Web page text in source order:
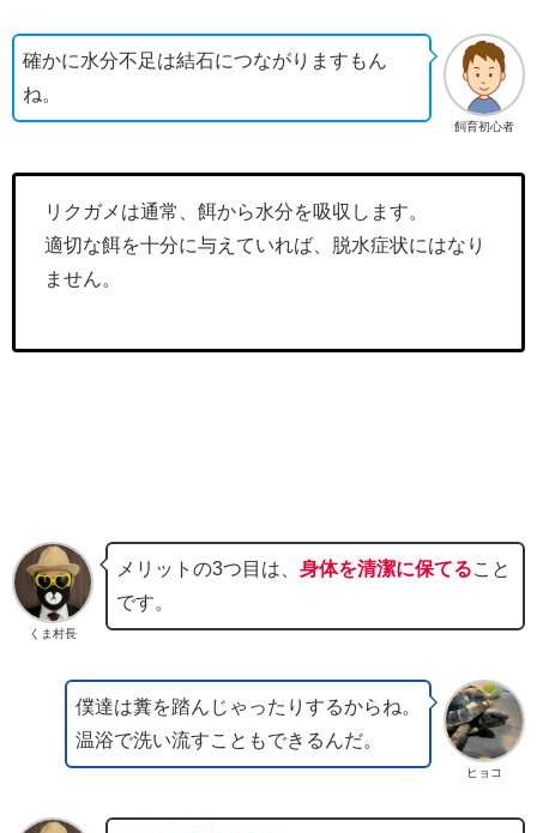
飼育初心者
確かに水分不足は結石につながりますもん
ね。
リクガメは通常、餌から水分を吸収します。
適切な餌を十分に与えていれば、脱水症状にはなり
ません。
くま村長
メリットの3つ目は、身体を清潔に保てること
です。
ヒョコ
僕達は糞を踏んじゃったりするからね。
温浴で洗い流すこともできるんだ。